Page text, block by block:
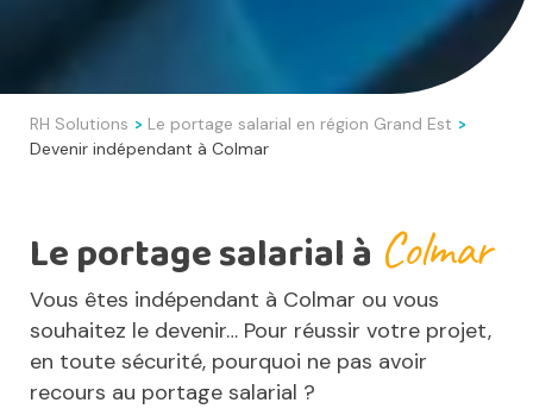
RH Solutions > Le portage salarial en région Grand Est >
Devenir indépendant à Colmar
Le portage salarial à Colmar
Vous êtes indépendant à Colmar ou vous
souhaitez le devenir… Pour réussir votre projet,
en toute sécurité, pourquoi ne pas avoir
recours au portage salarial ?